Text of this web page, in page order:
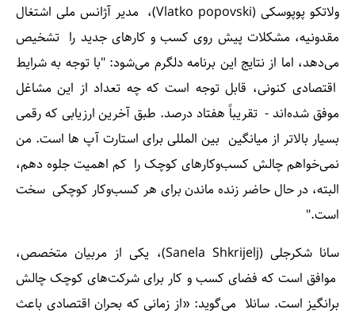
ولاتکو پوپوسکی (Vlatko popovski)، مدیر آژانس ملی اشتغال
مقدونیه، مشکلات پیش روی کسب و کارهای جدید را تشخیص
می‌دهد، اما از نتایج این برنامه دلگرم می‌شود: "با توجه به شرایط
اقتصادی کنونی، قابل توجه است که چه تعداد از این مشاغل
موفق شده‌اند - تقریباً هفتاد درصد. طبق آخرین ارزیابی که رقمی
بسیار بالاتر از میانگین بین المللی برای استارت آپ ها است. من
نمی‌خواهم چالش کسب‌وکارهای کوچک را کم اهمیت جلوه دهم،
البته، در حال حاضر زنده ماندن برای هر کسب‌وکار کوچکی سخت
است."
سانا شکرجلی (Sanela Shkrijelj)، یکی از مربیان متخصص،
موافق است که فضای کسب و کار برای شرکت‌های کوچک چالش
برانگیز است. سانلا می‌گوید: «از زمانی که بحران اقتصادی باعث